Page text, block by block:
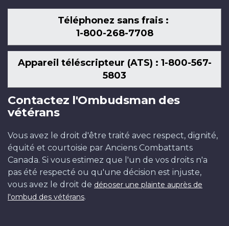
Téléphonez sans frais :
1-800-268-7708
Appareil téléscripteur (ATS) : 1-800-567-
5803
Contactez l'Ombudsman des
vétérans
Vous avez le droit d'être traité avec respect, dignité,
équité et courtoisie par Anciens Combattants
Canada. Si vous estimez que l'un de vos droits n'a
pas été respecté ou qu'une décision est injuste,
vous avez le droit de déposer une plainte auprès de
l'ombud des vétérans.